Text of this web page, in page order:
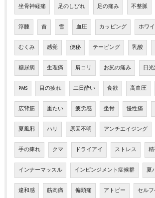
坐骨神経痛 足のしびれ 足の痛み 不整脈
浮腫 首 雪 血圧 カッピング ホワ
むくみ 感覚 便秘 テーピング 乳酸
糖尿病 生理痛 肩コリ お尻の痛み 日
PMS 目の疲れ 二日酔い 食欲 高血圧
広背筋 重たい 疲労感 坐骨 慢性痛
夏風邪 ハリ 原因不明 アンチエイジング
手の痺れ クマ ドライアイ ストレス
インナーマッスル インピンジメント症候群 夏
違和感 筋肉痛 偏頭痛 アトピー セル